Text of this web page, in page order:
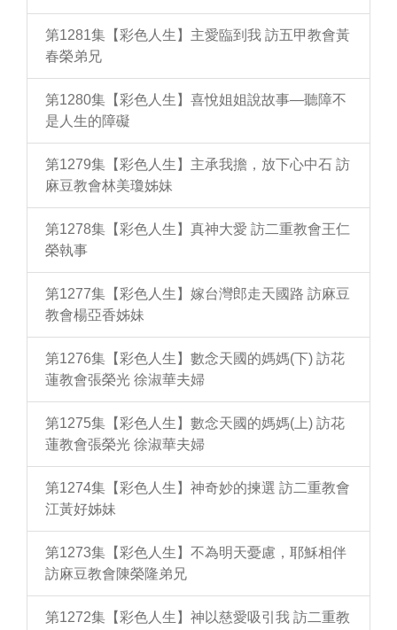
第1281集【彩色人生】主愛臨到我 訪五甲教會黃
春榮弟兄
第1280集【彩色人生】喜悅姐姐說故事—聽障不
是人生的障礙
第1279集【彩色人生】主承我擔，放下心中石 訪
麻豆教會林美瓊姊妹
第1278集【彩色人生】真神大愛 訪二重教會王仁
榮執事
第1277集【彩色人生】嫁台灣郎走天國路 訪麻豆
教會楊亞香姊妹
第1276集【彩色人生】數念天國的媽媽(下) 訪花
蓮教會張榮光 徐淑華夫婦
第1275集【彩色人生】數念天國的媽媽(上) 訪花
蓮教會張榮光 徐淑華夫婦
第1274集【彩色人生】神奇妙的揀選 訪二重教會
江黃好姊妹
第1273集【彩色人生】不為明天憂慮，耶穌相伴
訪麻豆教會陳榮隆弟兄
第1272集【彩色人生】神以慈愛吸引我 訪二重教